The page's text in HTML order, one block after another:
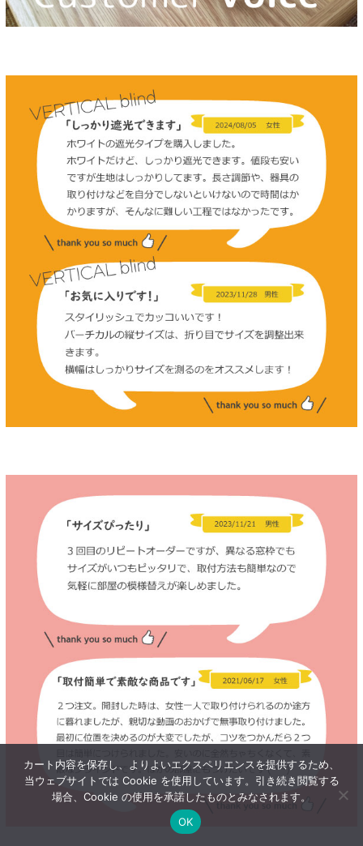
カート内容を保存し、よりよいエクスペリエンスを提供するため、
当ウェブサイトでは Cookie を使用しています。引き続き閲覧する
場合、Cookie の使用を承諾したものとみなされます。
OK